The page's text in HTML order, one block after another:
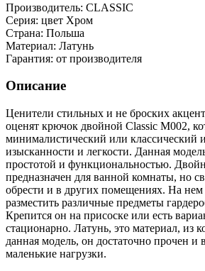
Производитель: CLASSIC
Серия: цвет Хром
Страна: Польша
Материал: Латунь
Гарантия: от производителя
Описание
Ценители стильных и не броских
оценят крючок двойной Classic M002,
минималистический или классический
изысканности и легкости. Данная
простотой и функциональностью.
предназначен для ванной комнаты, но
обрести и в других помещениях. На
разместить различные предметы
Крепится он на присоске или есть
стационарно. Латунь, это материал, из
данная модель, он достаточно прочен и
маленькие нагрузки.